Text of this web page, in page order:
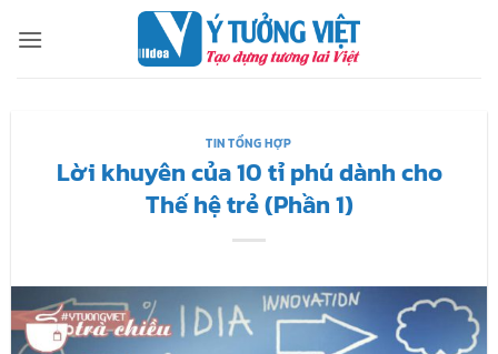
qua
TIN TỔNG HỢP
Lời khuyên của 10 tỉ phú dành cho
Thế hệ trẻ (Phần 1)